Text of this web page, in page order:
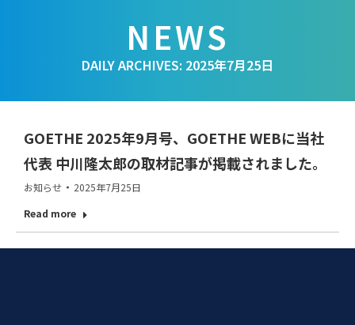
DAILY ARCHIVES: 2025年7月25日
GOETHE 2025年9月号、GOETHE WEBに当社
代表 中川隆太郎の取材記事が掲載されました。
お知らせ
2025年7月25日
Read more